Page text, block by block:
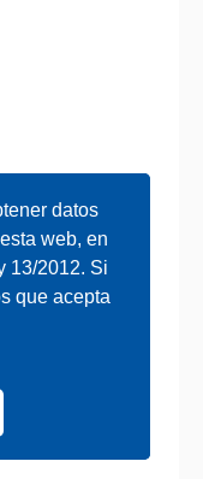
datos
web, en
13/2012. Si
que acepta
datos
web, en
13/2012. Si
que acepta